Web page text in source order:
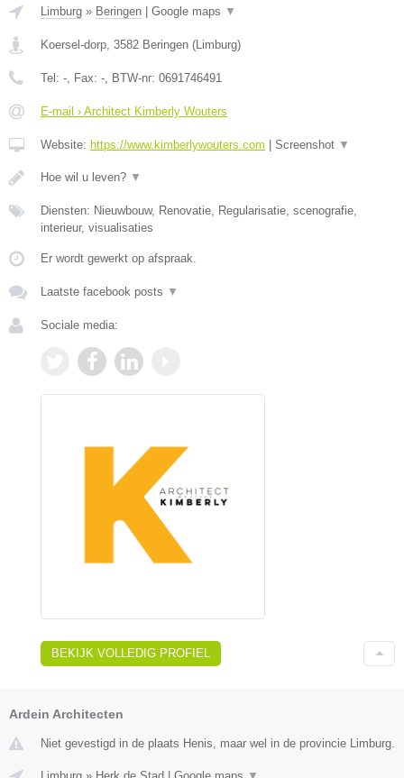
Limburg » Beringen Google maps ▼
Koersel-dorp, 3582 Beringen (Limburg)
Tel: -, Fax: -, BTW-nr: 0691746491
E-mail › Architect Kimberly Wouters
Website: https://www.kimberlywouters.com Screenshot ▼
Hoe wil u leven? ▼
Diensten: Nieuwbouw, Renovatie, Regularisatie, scenografie,
interieur, visualisaties
Er wordt gewerkt op afspraak.
Laatste facebook posts ▼
Sociale media:
BEKIJK VOLLEDIG PROFIEL
Ardein Architecten
Niet gevestigd in de plaats Henis, maar wel in de provincie Limburg.